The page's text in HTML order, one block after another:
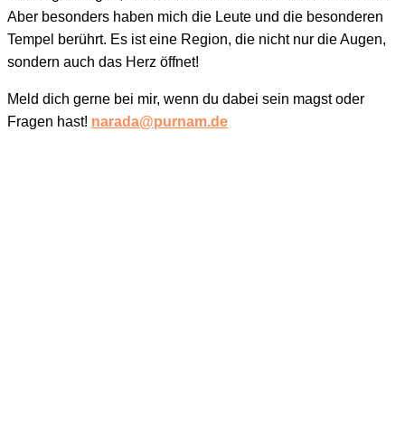
Aber besonders haben mich die Leute und die besonderen
Tempel berührt. Es ist eine Region, die nicht nur die Augen,
sondern auch das Herz öffnet!
Meld dich gerne bei mir, wenn du dabei sein magst oder
Fragen hast! narada@purnam.de